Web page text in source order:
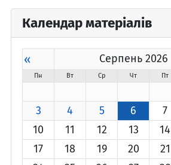
Календар матеріалів
« Серпень 2026
Пн Вт Ср Чт Пт
3
4 5 6 7
10
11 12 13 14
17
18 19 20 21